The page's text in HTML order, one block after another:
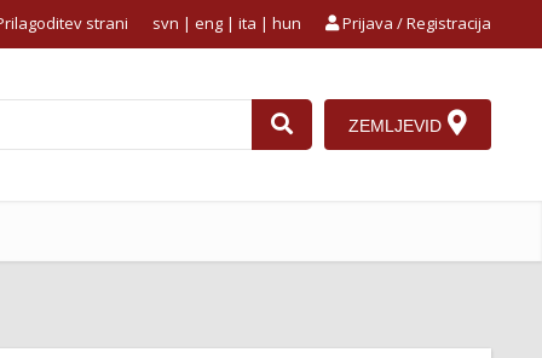
strani Prijava / Registracija
svn | eng | ita | hun
ZEMLJEVID